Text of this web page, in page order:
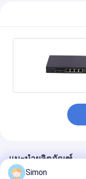
แนะนำผลิตภัณฑ์
Simon